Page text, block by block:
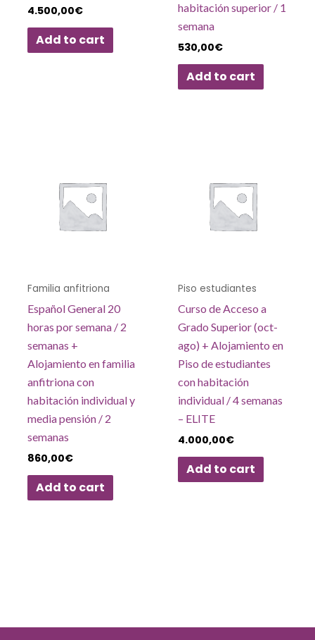
4.500,00€
Add to cart
habitación superior / 1
semana
530,00€
Add to cart
Familia anfitriona
Español General 20
horas por semana / 2
semanas +
Alojamiento en familia
anfitriona con
habitación individual y
media pensión / 2
semanas
860,00€
Add to cart
Piso estudiantes
Curso de Acceso a
Grado Superior (oct-
ago) + Alojamiento en
Piso de estudiantes
con habitación
individual / 4 semanas
– ELITE
4.000,00€
Add to cart